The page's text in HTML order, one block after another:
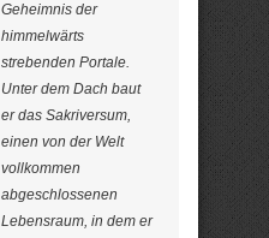
Geheimnis der
himmelwärts
strebenden Portale.
Unter dem Dach baut
er das Sakriversum,
einen von der Welt
vollkommen
abgeschlossenen
Lebensraum, in dem er